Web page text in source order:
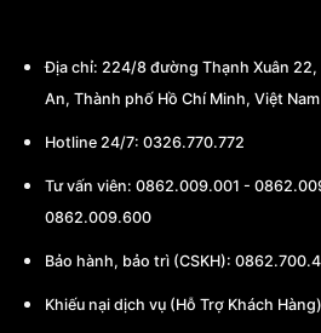
Địa chỉ: 224/8 đường Thạnh Xuân
An, Thành phố Hồ Chí Minh, Việt Nam
Hotline 24/7: 0326.770.772
Tư vấn viên: 0862.009.001 -
0862.009.600
Bảo hành, bảo trì (CSKH):
Khiếu nại dịch vụ (Hỗ Trợ Khách